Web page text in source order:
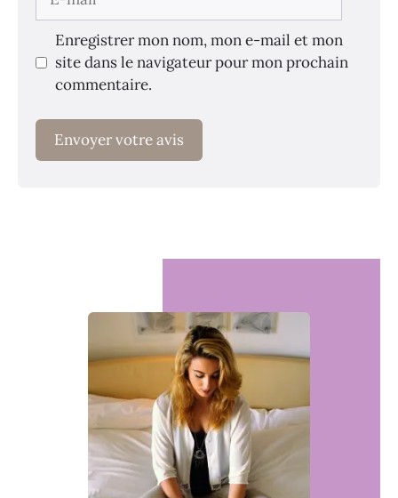
mail
Enregistrer mon nom, mon e-mail et mon
site dans le navigateur pour mon prochain
commentaire.